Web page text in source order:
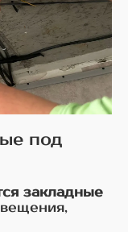
под
закладные